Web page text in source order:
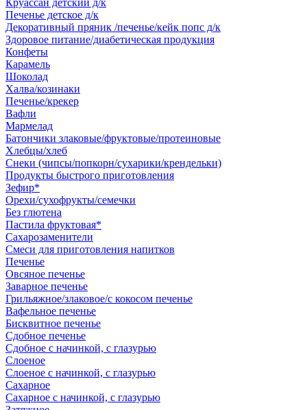
Круассан детский д/к
Печенье детское д/к
Декоративный пряник /печенье/кейк попс д/к
Здоровое питание/диабетическая продукция
Конфеты
Карамель
Шоколад
Халва/козинаки
Печенье/крекер
Вафли
Мармелад
Батончики злаковые/фруктовые/протеиновые
Хлебцы/хлеб
Снеки (чипсы/попкорн/сухарики/крендельки)
Продукты быстрого приготовления
Зефир*
Орехи/сухофрукты/семечки
Без глютена
Пастила фруктовая*
Сахарозаменители
Смеси для приготовления напитков
Печенье
Овсяное печенье
Заварное печенье
Грильяжное/злаковое/с кокосом печенье
Вафельное печенье
Бисквитное печенье
Сдобное печенье
Сдобное с начинкой, с глазурью
Слоеное
Слоеное с начинкой, с глазурью
Сахарное
Сахарное с начинкой, с глазурью